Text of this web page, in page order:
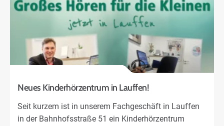
Neues Kinderhörzentrum in Lauffen!
Seit kurzem ist in unserem Fachgeschäft in Lauffen
in der Bahnhofsstraße 51 ein Kinderhörzentrum